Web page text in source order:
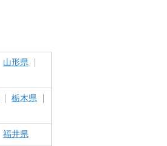
山形県
栃木県
福井県